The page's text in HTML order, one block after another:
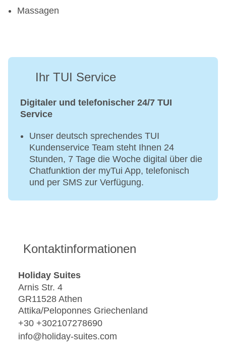
Massagen
Ihr TUI Service
Digitaler und telefonischer 24/7 TUI
Service
Unser deutsch sprechendes TUI
Kundenservice Team steht Ihnen 24
Stunden, 7 Tage die Woche digital über die
Chatfunktion der myTui App, telefonisch
und per SMS zur Verfügung.
Kontaktinformationen
Holiday Suites
Arnis Str. 4
GR11528 Athen
Attika/Peloponnes Griechenland
+30 +302107278690
info@holiday-suites.com